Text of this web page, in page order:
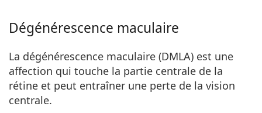
Dégénérescence maculaire
La dégénérescence maculaire (DMLA) est une
affection qui touche la partie centrale de la
rétine et peut entraîner une perte de la vision
centrale.